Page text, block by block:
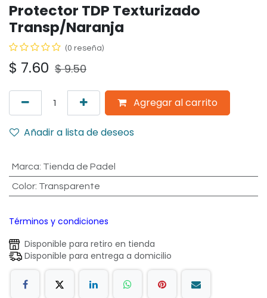
Protector TDP Texturizado
Transp/Naranja
(0 reseña)
$ 7.60 $9.50
Agregar al carrito
Añadir a lista de deseos
Marca: Tienda de Padel
Color: Transparente
Términos y condiciones
Disponible para retiro en tienda
Disponible para entrega a domicilio